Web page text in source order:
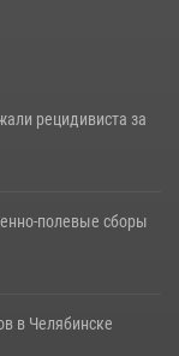
рецидивиста за
полевые сборы
в Челябинске